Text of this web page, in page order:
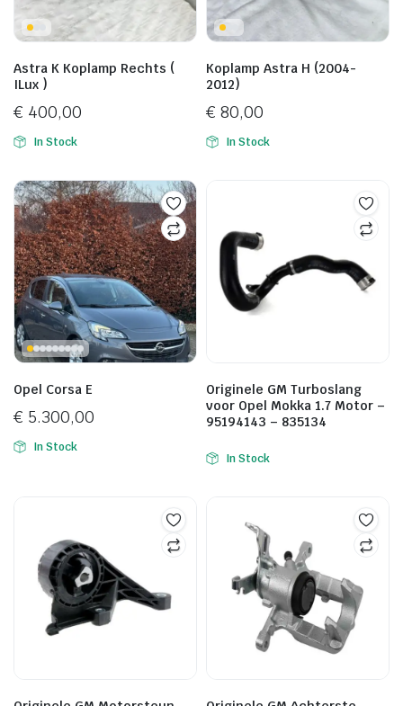
Astra K Koplamp Rechts (
ILux )
€ 400,00
In Stock
Koplamp Astra H (2004-
2012)
€ 80,00
In Stock
Opel Corsa E
€ 5.300,00
In Stock
Originele GM Turboslang
voor Opel Mokka 1.7 Motor –
95194143 – 835134
In Stock